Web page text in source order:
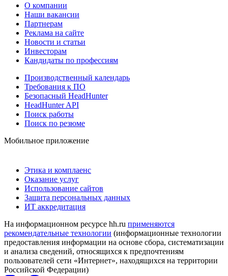
О компании
Наши вакансии
Партнерам
Реклама на сайте
Новости и статьи
Инвесторам
Кандидаты по профессиям
Производственный календарь
Требования к ПО
Безопасный HeadHunter
HeadHunter API
Поиск работы
Поиск по резюме
Мобильное приложение
Этика и комплаенс
Оказание услуг
Использование сайтов
Защита персональных данных
ИТ аккредитация
На информационном ресурсе hh.ru применяются
рекомендательные технологии (информационные технологии
предоставления информации на основе сбора, систематизации
и анализа сведений, относящихся к предпочтениям
пользователей сети «Интернет», находящихся на территории
Российской Федерации)